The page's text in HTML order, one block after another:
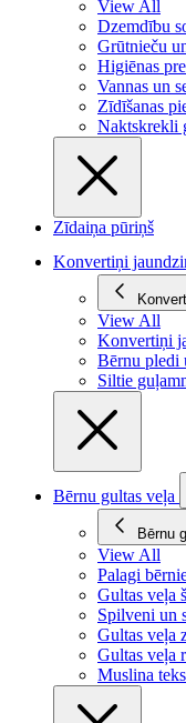
View All
Dzemdību
Grūtnieču
Higiēnas
Vannas un
Zīdīšanas
Naktskrekli
Zīdaiņa pūriņš
Konvertiņi
View All
Konvertiņi
Bērnu pledi
Siltie
Bērnu gultas veļa
Bērnu
View All
Palagi
Gultas veļa
Spilveni un
Gultas veļa
Gultas veļa
Muslina